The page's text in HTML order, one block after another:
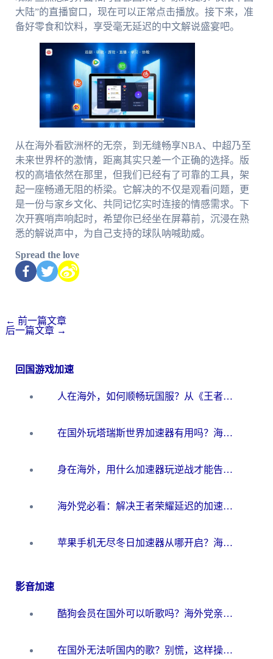
大陆”的直播窗口，现在可以正常点击播放。接下来，准
备好零食和饮料，享受毫无延迟的中文解说盛宴吧。
从在海外看欧洲杯的无奈，到无缝畅享NBA、中超乃至
未来世界杯的激情，距离其实只差一个正确的选择。版
权的高墙依然在那里，但我们已经有了可靠的工具，架
起一座畅通无阻的桥梁。它解决的不仅是观看问题，更
是一份与家乡文化、共同记忆实时连接的情感需求。下
次开赛哨声响起时，希望你已经坐在屏幕前，沉浸在熟
悉的解说声中，为自己支持的球队呐喊助威。
Spread the love
← 前一篇文章
后一篇文章 →
回国游戏加速
人在海外，如何顺畅玩国服？从《王者荣耀》到《云图计划》的加速器终极指南
在国外玩塔瑞斯世界加速器有用吗？海外玩家亲测后的真实答案
身在海外，用什么加速器玩逆战才能告别延迟？
海外党必看：解决王者荣耀延迟的加速器终极指南——从EVE到猫和老鼠，一个工具全搞定
苹果手机无尽冬日加速器从哪开启？海外玩家的冬日生存指南
影音加速
酷狗会员在国外可以听歌吗？海外党亲测有效：3步解决音乐权限难题
在国外无法听国内的歌？别慌，这样操作就能畅听QQ音乐（附亲测加速器推荐）